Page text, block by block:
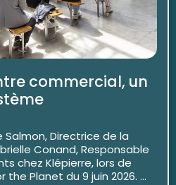
commercial, un
Directrice de la
Conand, Responsable
chez Klépierre, lors de
Planet du 9 juin 2026. ...